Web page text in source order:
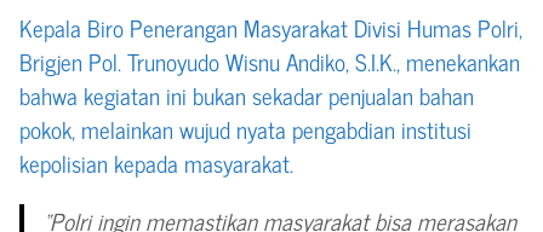
Kepala Biro Penerangan Masyarakat Divisi Humas Polri,
Brigjen Pol. Trunoyudo Wisnu Andiko, S.I.K., menekankan
bahwa kegiatan ini bukan sekadar penjualan bahan
pokok, melainkan wujud nyata pengabdian institusi
kepolisian kepada masyarakat.
“Polri ingin memastikan masyarakat bisa merasakan